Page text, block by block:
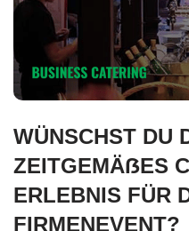
WÜNSCHST DU
ZEITGEMÄẞES
ERLEBNIS FÜR
FIRMENEVENT?